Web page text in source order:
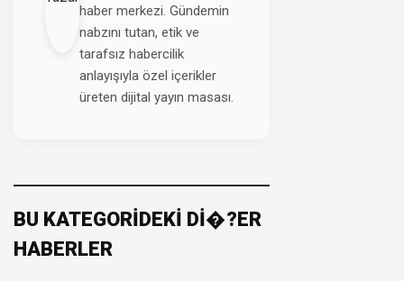
haber merkezi. Gündemin
nabzını tutan, etik ve
tarafsız habercilik
anlayışıyla özel içerikler
üreten dijital yayın masası.
BU KATEGORİDEKİ Dİ�?ER
HABERLER